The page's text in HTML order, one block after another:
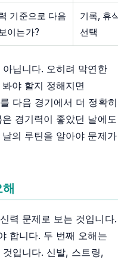
기준으로 다음
이는가?
기록, 휴
선택
닙니다. 오히려 막연한
야 할지 정해지면
다음 경기에서 더 정확히
경기력이 좋았던 날에도
의 루틴을 알아야 문제가
력 문제로 보는 것입니다.
합니다. 두 번째 오해는
입니다. 신발, 스트링,